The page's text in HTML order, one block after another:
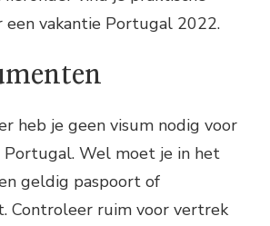
een vakantie Portugal 2022.
heb je geen visum nodig voor
Portugal. Wel moet je in het
geldig paspoort of
Controleer ruim voor vertrek